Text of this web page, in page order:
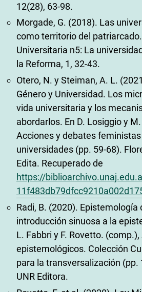
12(28), 63-98.
Morgade, G. (2018). Las
como territorio del
Universitaria n5: La
la Reforma, 1, 32-43.
Otero, N. y Steiman, A. L.
Género y Universidad. Los
vida universitaria y los
abordarlos. En D. Losiggio y
Acciones y debates
universidades (pp. 59-68).
Edita. Recuperado de
https://
Radi, B. (2020). Epistemología
introducción sinuosa a la
L. Fabbri y F. Rovetto.
epistemológicos. Colección
para la transversalización (pp.
UNR Editora.